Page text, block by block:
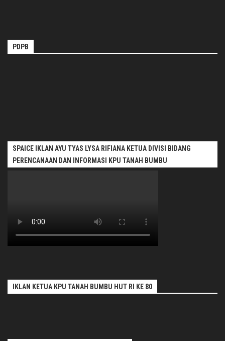
PDPB
SPAICE IKLAN AYU TYAS LYSA RIFIANA KETUA DIVISI BIDANG
PERENCANAAN DAN INFORMASI KPU TANAH BUMBU
IKLAN KETUA KPU TANAH BUMBU HUT RI KE 80